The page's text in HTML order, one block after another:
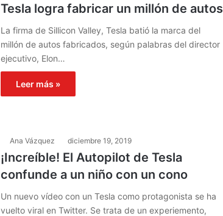
Tesla logra fabricar un millón de autos
La firma de Sillicon Valley, Tesla batió la marca del
millón de autos fabricados, según palabras del director
ejecutivo, Elon…
Leer más »
Ana Vázquez diciembre 19, 2019
¡Increíble! El Autopilot de Tesla
confunde a un niño con un cono
Un nuevo vídeo con un Tesla como protagonista se ha
vuelto viral en Twitter. Se trata de un experiemento,